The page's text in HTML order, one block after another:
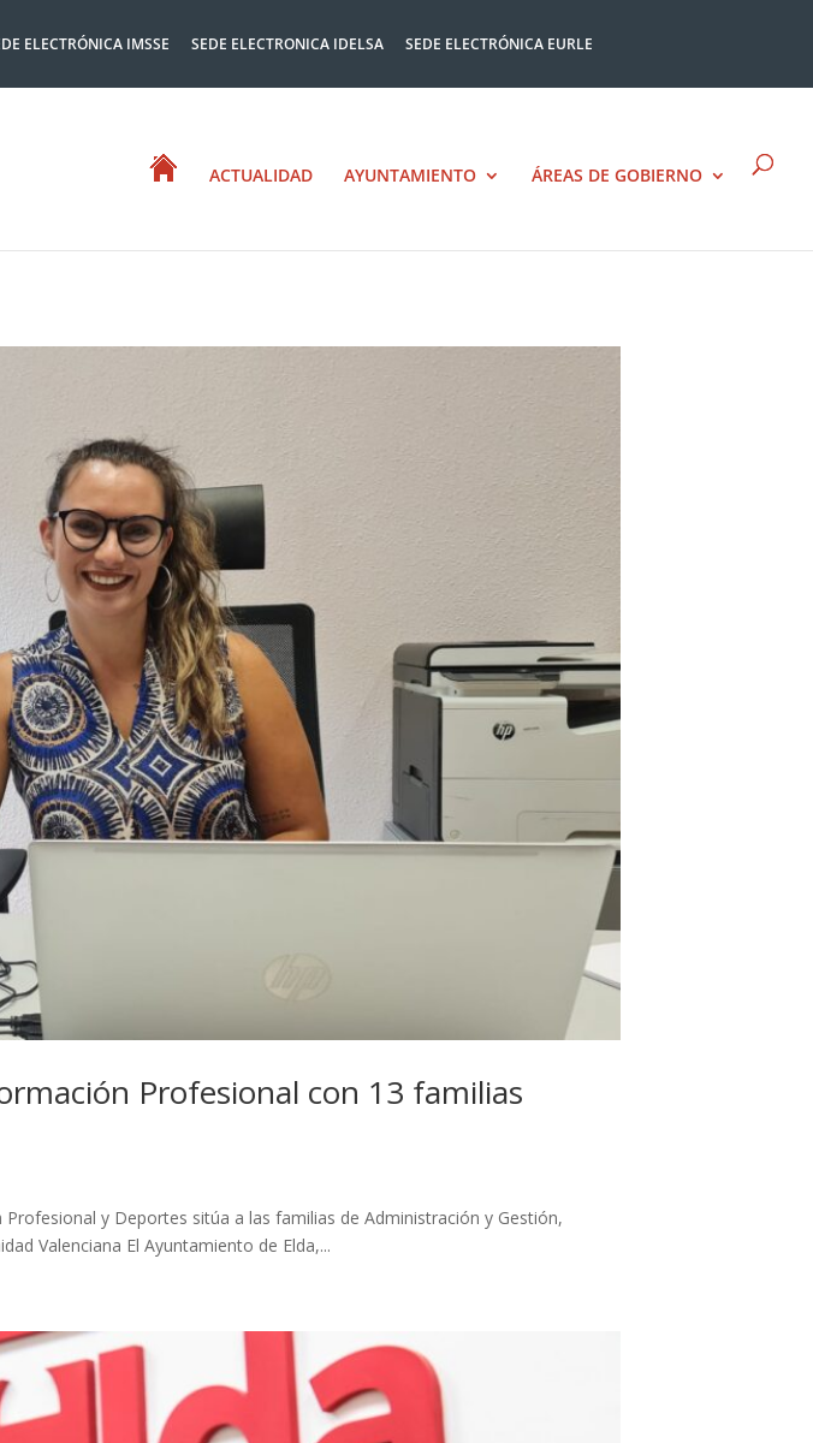
ELECTRÓNICA IMSSE SEDE ELECTRONICA IDELSA
SEDE ELECTRÓNICA EURLE
ACTUALIDAD AYUNTAMIENTO ÁREAS DE GOBIERNO
Profesional con 13 familias
y Deportes sitúa a las familias de Administración y Gestión,
Valenciana El Ayuntamiento de Elda,...